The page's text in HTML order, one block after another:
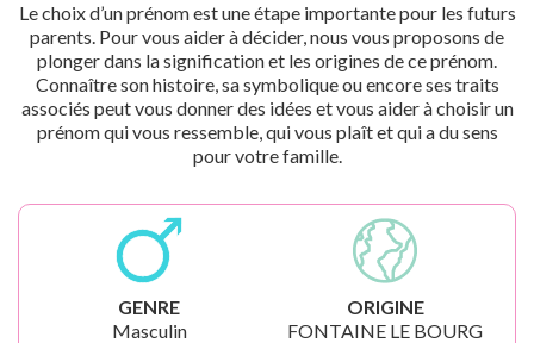
Le choix d’un prénom est une étape importante pour les futurs
parents. Pour vous aider à décider, nous vous proposons de
plonger dans la signification et les origines de ce prénom.
Connaître son histoire, sa symbolique ou encore ses traits
associés peut vous donner des idées et vous aider à choisir un
prénom qui vous ressemble, qui vous plaît et qui a du sens
pour votre famille.
GENRE
Masculin
ORIGINE
FONTAINE LE BOURG